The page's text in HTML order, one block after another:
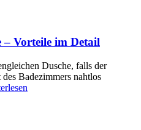
– Vorteile im Detail
Dusche, falls der
Badezimmers nahtlos